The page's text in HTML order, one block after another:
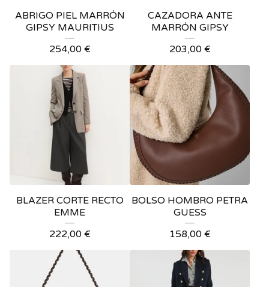
ABRIGO PIEL MARRÓN
GIPSY MAURITIUS
254,00 €
CAZADORA ANTE
MARRÓN GIPSY
203,00 €
BLAZER CORTE RECTO
EMME
222,00 €
BOLSO HOMBRO PETRA
GUESS
158,00 €